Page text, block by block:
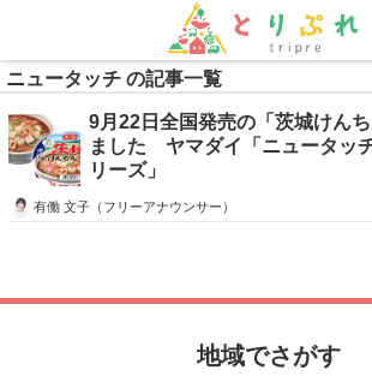
茨城 グルメ 買い物
ニュータッチ の記事一覧
9月22日全国発売の「茨城けん
ました ヤマダイ「ニュータッ
リーズ」
有働 文子（フリーアナウンサー）
地域でさがす